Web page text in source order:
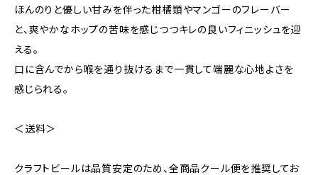
ほんのりと優しい甘みを伴った柑橘類やマンゴーのフレーバー
と、爽やかなホップの苦味を感じつつキレの良いフィニッシュを迎
える。
口に含んでから喉を通り抜けるまで一貫して端麗な心地よさを
感じられる。
＜送料＞
クラフトビールは品質安定のため、全商品クール便を推奨してお